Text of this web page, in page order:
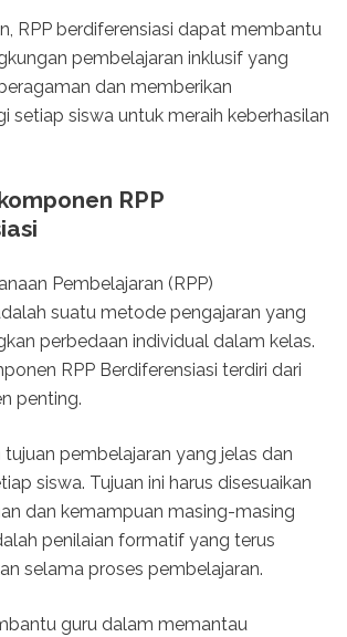
RPP berdiferensiasi dapat membantu
pembelajaran inklusif yang
dan memberikan
setiap siswa untuk meraih keberhasilan
RPP
Pembelajaran (RPP)
suatu metode pengajaran yang
perbedaan individual dalam kelas.
RPP Berdiferensiasi terdiri dari
penting.
tujuan pembelajaran yang jelas dan
siswa. Tujuan ini harus disesuaikan
dan kemampuan masing-masing
penilaian formatif yang terus
selama proses pembelajaran.
guru dalam memantau